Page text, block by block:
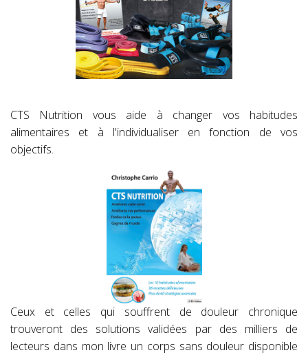
CTS Nutrition vous aide à changer vos habitudes
alimentaires et à l'individualiser en fonction de vos
objectifs.
Ceux et celles qui souffrent de douleur chronique
trouveront des solutions validées par des milliers de
lecteurs dans mon livre un corps sans douleur disponible